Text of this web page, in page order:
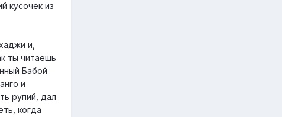
кусочек из
и,
ты читаешь
Бабой
и
рупий, дал
когда